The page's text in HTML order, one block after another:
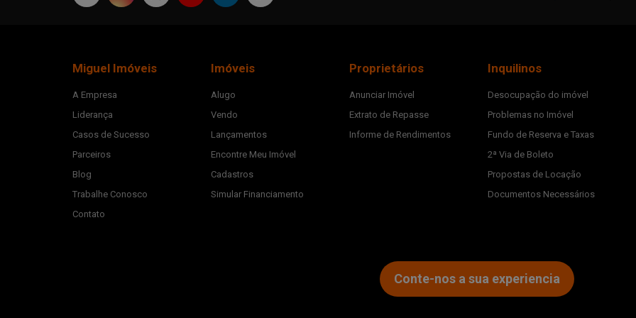
Miguel Imóveis
A Empresa
Liderança
Casos de Sucesso
Parceiros
Blog
Trabalhe Conosco
Contato
Imóveis
Alugo
Vendo
Lançamentos
Encontre Meu Imóvel
Cadastros
Simular Financiamento
Proprietários
Anunciar Imóvel
Extrato de Repasse
Informe de Rendimentos
Inquilinos
Desocupação do imóvel
Problemas no Imóvel
Fundo de Reserva e Taxas
2ª Via de Boleto
Propostas de Locação
Documentos Necessários
Conte-nos a sua experiencia